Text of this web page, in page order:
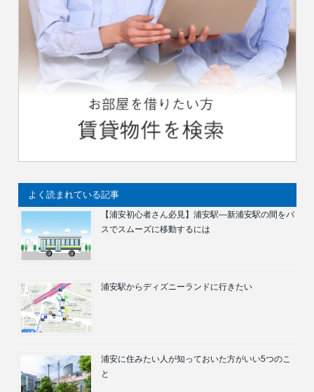
よく読まれている記事
【浦安初心者さん必見】浦安駅―新浦安駅の間をバ
スでスムーズに移動するには
浦安駅からディズニーランドに行きたい
浦安に住みたい人が知っておいた方がいい5つのこ
と